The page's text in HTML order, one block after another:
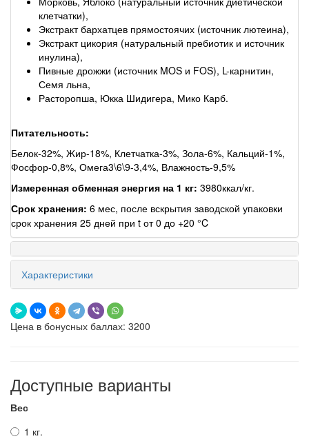
клетчатки),
Экстракт бархатцев прямостоячих (источник лютеина),
Экстракт цикория (натуральный пребиотик и источник
инулина),
Пивные дрожжи (источник MOS и FOS), L-карнитин,
Семя льна,
Расторопша, Юкка Шидигера, Мико Карб.
Питательность:
Белок-32%, Жир-18%, Клетчатка-3%, Зола-6%, Кальций-1%,
Фосфор-0,8%, Омега3\6\9-3,4%, Влажность-9,5%
Измеренная обменная энергия на 1 кг: 3980ккал/кг.
Срок хранения: 6 мес, после вскрытия заводской упаковки
срок хранения 25 дней при t от 0 до +20 °C
Характеристики
Цена в бонусных баллах: 3200
Доступные варианты
Вес
1 кг.